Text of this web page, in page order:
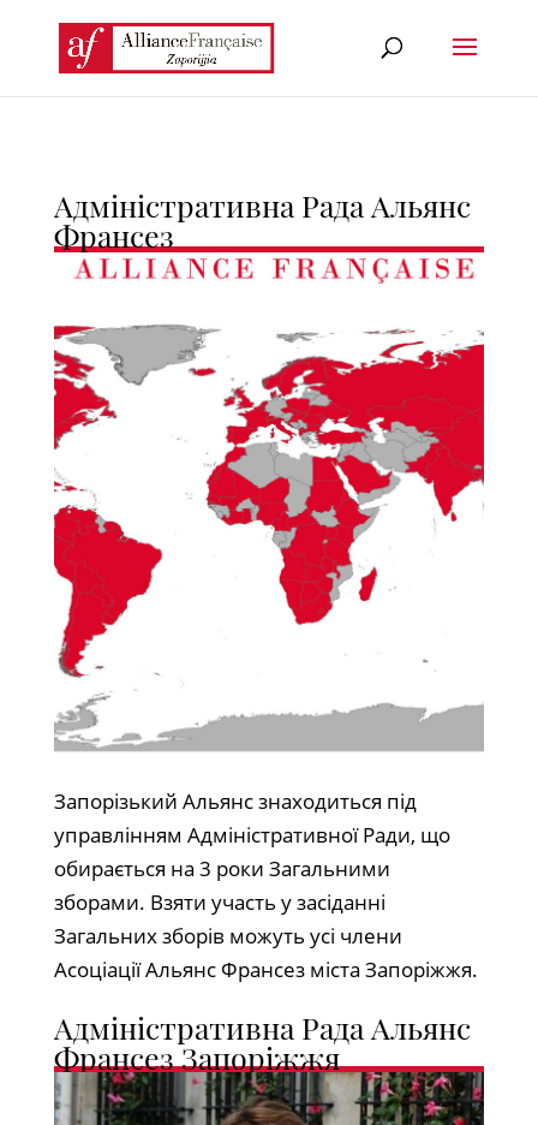
Адміністративна Рада Альянс
Франсез
Запорізький Альянс знаходиться під
управлінням Адміністративної Ради, що
обирається на 3 роки Загальними
зборами. Взяти участь у засіданні
Загальних зборів можуть усі члени
Асоціації Альянс Франсез міста Запоріжжя.
Адміністративна Рада Альянс
Франсез Запоріжжя